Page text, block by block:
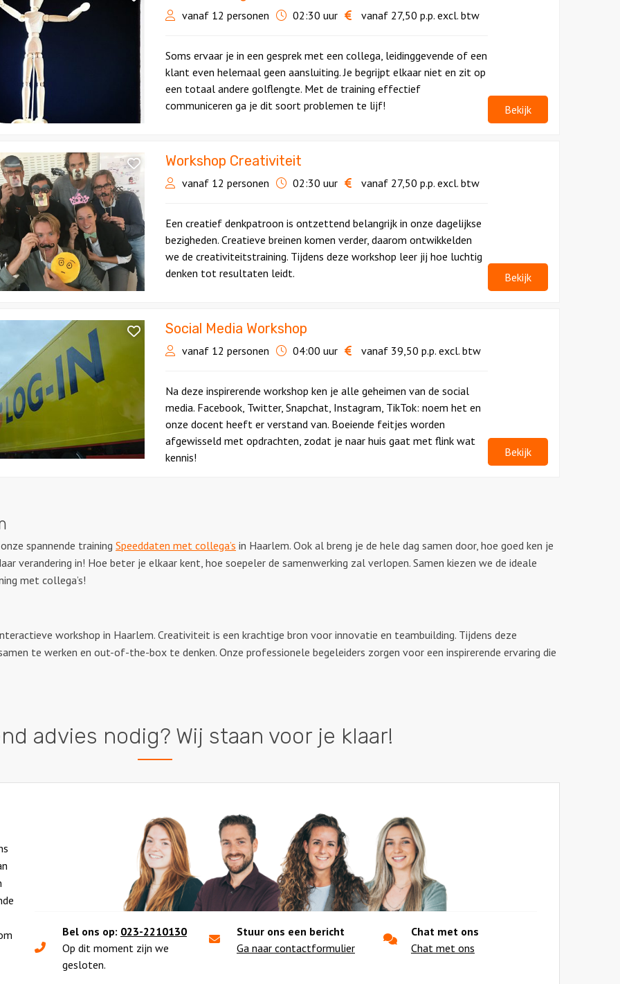
vanaf 12 personen 02:30 uur vanaf 27,50 p.p. excl. btw
Soms ervaar je in een gesprek met een collega, leidinggevende of een
klant even helemaal geen aansluiting. Je begrijpt elkaar niet en zit op
een totaal andere golflengte. Met de training effectief
communiceren ga je dit soort problemen te lijf!
Bekijk
Workshop Creativiteit
vanaf 12 personen 02:30 uur vanaf 27,50 p.p. excl. btw
Een creatief denkpatroon is ontzettend belangrijk in onze dagelijkse
bezigheden. Creatieve breinen komen verder, daarom ontwikkelden
we de creativiteitstraining. Tijdens deze workshop leer jij hoe luchtig
denken tot resultaten leidt.
Bekijk
Social Media Workshop
vanaf 12 personen 04:00 uur vanaf 39,50 p.p. excl. btw
Na deze inspirerende workshop ken je alle geheimen van de social
media. Facebook, Twitter, Snapchat, Instagram, TikTok: noem het en
onze docent heeft er verstand van. Boeiende feitjes worden
afgewisseld met opdrachten, zodat je naar huis gaat met flink wat
kennis!
Bekijk
spannende training Speeddaten met collega’s in Haarlem. Ook al breng je de hele dag samen door, hoe goed ken je
verandering in! Hoe beter je elkaar kent, hoe soepeler de samenwerking zal verlopen. Samen kiezen we de ideale
met collega’s!
workshop in Haarlem. Creativiteit is een krachtige bron voor innovatie en teambuilding. Tijdens deze
te werken en out-of-the-box te denken. Onze professionele begeleiders zorgen voor een inspirerende ervaring die
advies nodig? Wij staan voor je klaar!
Bel ons op: 023-2210130
Op dit moment zijn we
gesloten.
Stuur ons een bericht
Ga naar contactformulier
Chat met ons
Chat met ons